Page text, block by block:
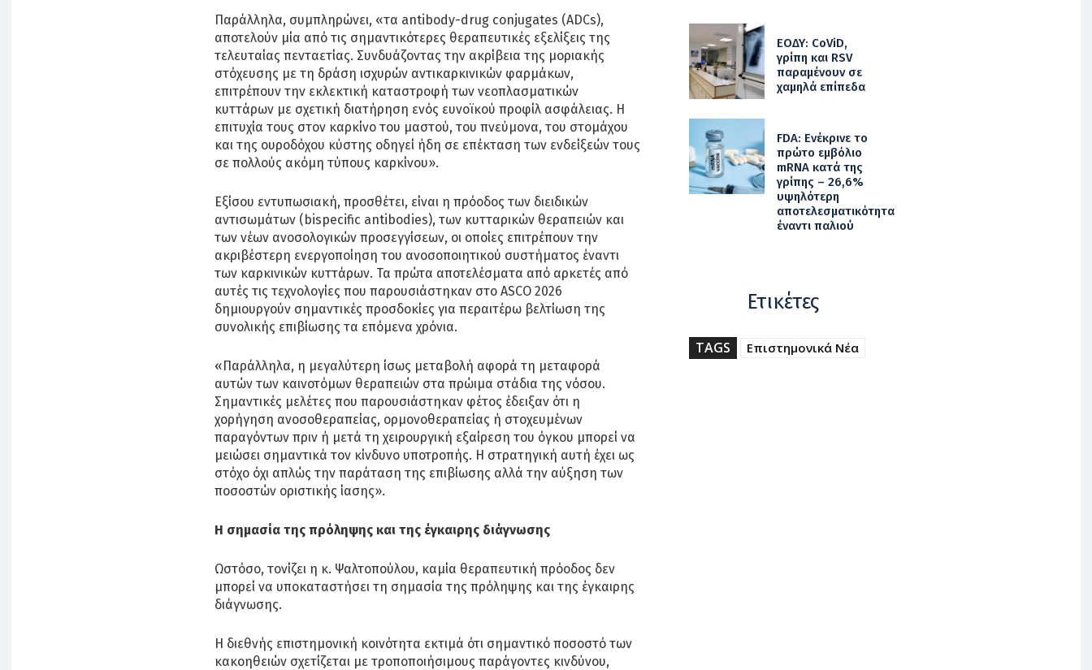
Παράλληλα, συμπληρώνει, «τα antibody-drug conjugates (ADCs),
αποτελούν μία από τις σημαντικότερες θεραπευτικές εξελίξεις της
τελευταίας πενταετίας. Συνδυάζοντας την ακρίβεια της μοριακής
στόχευσης με τη δράση ισχυρών αντικαρκινικών φαρμάκων,
επιτρέπουν την εκλεκτική καταστροφή των νεοπλασματικών
κυττάρων με σχετική διατήρηση ενός ευνοϊκού προφίλ ασφάλειας. Η
επιτυχία τους στον καρκίνο του μαστού, του πνεύμονα, του στομάχου
και της ουροδόχου κύστης οδηγεί ήδη σε επέκταση των ενδείξεών τους
σε πολλούς ακόμη τύπους καρκίνου».
Εξίσου εντυπωσιακή, προσθέτει, είναι η πρόοδος των διειδικών
αντισωμάτων (bispecific antibodies), των κυτταρικών θεραπειών και
των νέων ανοσολογικών προσεγγίσεων, οι οποίες επιτρέπουν την
ακριβέστερη ενεργοποίηση του ανοσοποιητικού συστήματος έναντι
των καρκινικών κυττάρων. Τα πρώτα αποτελέσματα από αρκετές από
αυτές τις τεχνολογίες που παρουσιάστηκαν στο ASCO 2026
δημιουργούν σημαντικές προσδοκίες για περαιτέρω βελτίωση της
συνολικής επιβίωσης τα επόμενα χρόνια.
«Παράλληλα, η μεγαλύτερη ίσως μεταβολή αφορά τη μεταφορά
αυτών των καινοτόμων θεραπειών στα πρώιμα στάδια της νόσου.
Σημαντικές μελέτες που παρουσιάστηκαν φέτος έδειξαν ότι η
χορήγηση ανοσοθεραπείας, ορμονοθεραπείας ή στοχευμένων
παραγόντων πριν ή μετά τη χειρουργική εξαίρεση του όγκου μπορεί να
μειώσει σημαντικά τον κίνδυνο υποτροπής. Η στρατηγική αυτή έχει ως
στόχο όχι απλώς την παράταση της επιβίωσης αλλά την αύξηση των
ποσοστών οριστικής ίασης».
Η σημασία της πρόληψης και της έγκαιρης διάγνωσης
Ωστόσο, τονίζει η κ. Ψαλτοπούλου, καμία θεραπευτική πρόοδος δεν
μπορεί να υποκαταστήσει τη σημασία της πρόληψης και της έγκαιρης
διάγνωσης.
H διεθνής επιστημονική κοινότητα εκτιμά ότι σημαντικό ποσοστό των
κακοηθειών σχετίζεται με τροποποιήσιμους παράγοντες κινδύνου,
ΕΟΔΥ: CoViD,
γρίπη και RSV
παραμένουν σε
χαμηλά επίπεδα
FDA: Ενέκρινε το
πρώτο εμβόλιο
mRNA κατά της
γρίπης – 26,6%
υψηλότερη
αποτελεσματικότητα
έναντι παλιού
Ετικέτες
TAGS Επιστημονικά Νέα